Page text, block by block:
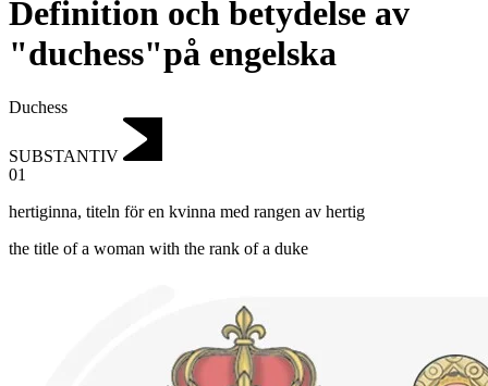
Definition och betydelse av
"duchess"på engelska
Duchess
SUBSTANTIV
01
hertiginna, titeln för en kvinna med rangen av hertig
the title of a woman with the rank of a duke